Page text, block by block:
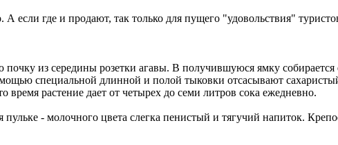
если где и продают, так только для пущего "удовольствия"
из середины розетки агавы. В получившуюся ямку
специальной длинной и полой тыковки отсасывают
время растение дает от четырех до семи литров сока ежедневно.
- молочного цвета слегка пенистый и тягучий напиток.